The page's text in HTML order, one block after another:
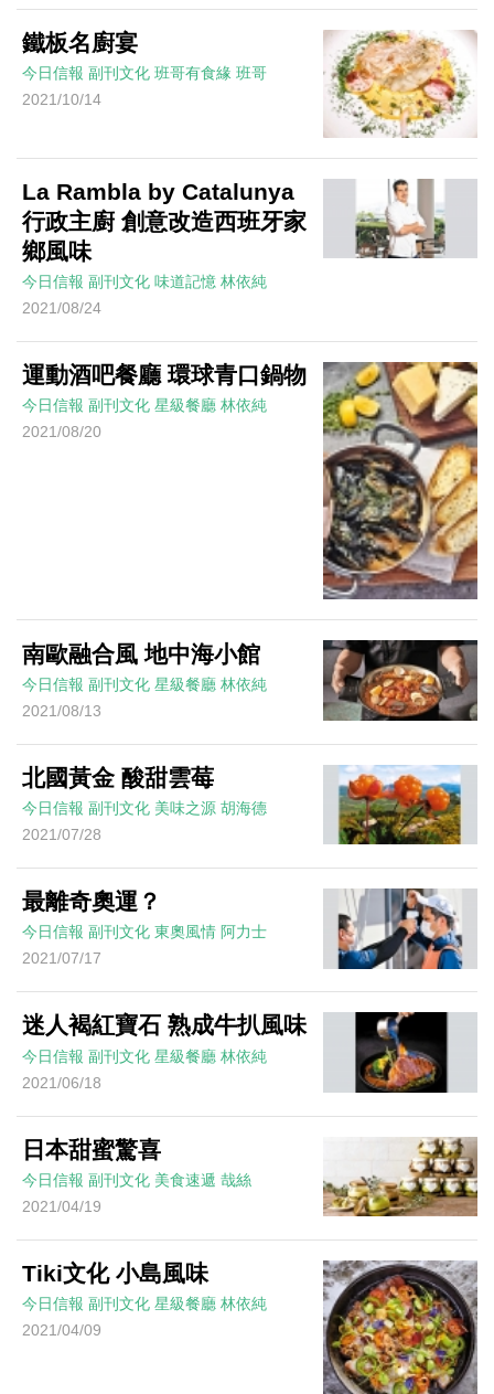
鐵板名廚宴
今日信報 副刊文化 班哥有食緣 班哥
2021/10/14
La Rambla by Catalunya
行政主廚 創意改造西班牙家
鄉風味
今日信報 副刊文化 味道記憶 林依純
2021/08/24
運動酒吧餐廳 環球青口鍋物
今日信報 副刊文化 星級餐廳 林依純
2021/08/20
南歐融合風 地中海小館
今日信報 副刊文化 星級餐廳 林依純
2021/08/13
北國黃金 酸甜雲莓
今日信報 副刊文化 美味之源 胡海德
2021/07/28
最離奇奧運？
今日信報 副刊文化 東奧風情 阿力士
2021/07/17
迷人褐紅寶石 熟成牛扒風味
今日信報 副刊文化 星級餐廳 林依純
2021/06/18
日本甜蜜驚喜
今日信報 副刊文化 美食速遞 哉絲
2021/04/19
Tiki文化 小島風味
今日信報 副刊文化 星級餐廳 林依純
2021/04/09